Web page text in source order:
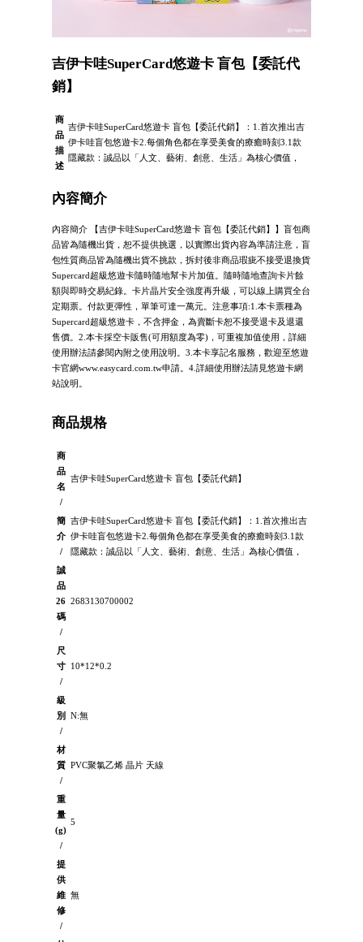
吉伊卡哇SuperCard悠遊卡 盲包【委託代
銷】
商
品
描
述
吉伊卡哇SuperCard悠遊卡 盲包【委託代銷】：1.首次推出吉
伊卡哇盲包悠遊卡2.每個角色都在享受美食的療癒時刻3.1款
隱藏款：誠品以「人文、藝術、創意、生活」為核心價值，
內容簡介
內容簡介 【吉伊卡哇SuperCard悠遊卡 盲包【委託代銷】】盲包商
品皆為隨機出貨，恕不提供挑選，以實際出貨內容為準請注意，盲
包性質商品皆為隨機出貨不挑款，拆封後非商品瑕疵不接受退換貨
Supercard超級悠遊卡隨時隨地幫卡片加值。隨時隨地查詢卡片餘
額與即時交易紀錄。卡片晶片安全強度再升級，可以線上購買全台
定期票。付款更彈性，單筆可達一萬元。注意事項:1.本卡票種為
Supercard超級悠遊卡，不含押金，為賣斷卡恕不接受退卡及退還
售價。2.本卡採空卡販售(可用額度為零)，可重複加值使用，詳細
使用辦法請參閱內附之使用說明。3.本卡享記名服務，歡迎至悠遊
卡官網www.easycard.com.tw申請。4.詳細使用辦法請見悠遊卡網
站說明。
商品規格
商
品
名
/
吉伊卡哇SuperCard悠遊卡 盲包【委託代銷】
簡
介
/
吉伊卡哇SuperCard悠遊卡 盲包【委託代銷】：1.首次推出吉
伊卡哇盲包悠遊卡2.每個角色都在享受美食的療癒時刻3.1款
隱藏款：誠品以「人文、藝術、創意、生活」為核心價值，
誠
品
26
碼
/
2683130700002
尺
寸
/
10*12*0.2
級
別
/
N:無
材
質
/
PVC聚氯乙烯 晶片 天線
重
量
(g)
/
5
提
供
維
修
/
無